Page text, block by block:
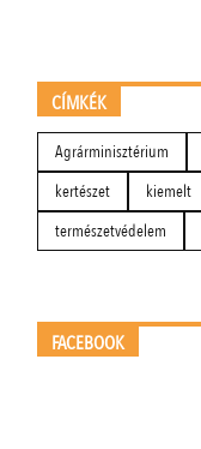
CÍMKÉK
Agrárminisztérium
kertészet
kiemelt
természetvédelem
FACEBOOK